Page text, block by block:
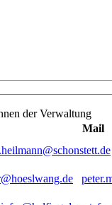
der Verwaltung
Mail